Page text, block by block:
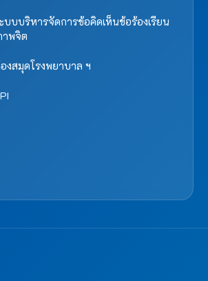
บบบริหารจัดการข้อคิดเห็นข้อร้องเรียน
าพจิต
งสมุดโรงพยาบาล ฯ